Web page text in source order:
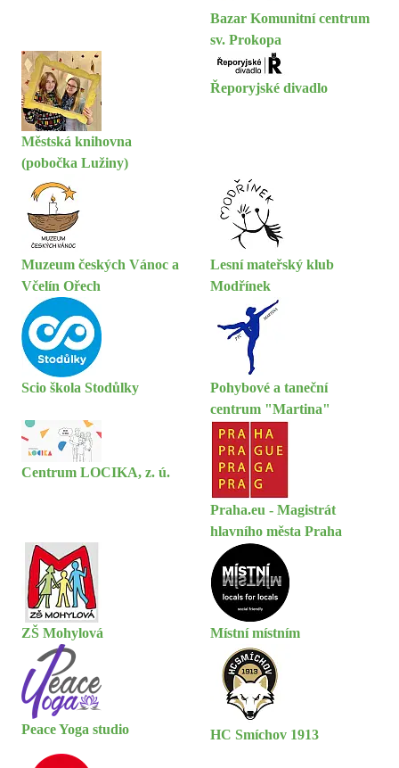
Bazar Komunitní centrum
sv. Prokopa
Městská knihovna
(pobočka Lužiny)
Řeporyjské divadlo
Muzeum českých Vánoc a
Včelín Ořech
Lesní mateřský klub
Modřínek
Scio škola Stodůlky
Pohybové a taneční
centrum "Martina"
Centrum LOCIKA, z. ú.
Praha.eu - Magistrát
hlavního města Praha
ZŠ Mohylová Místní místním
Peace Yoga studio HC Smíchov 1913